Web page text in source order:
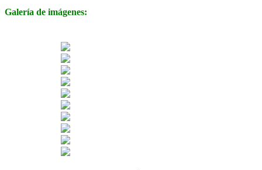
Galería de imágenes: